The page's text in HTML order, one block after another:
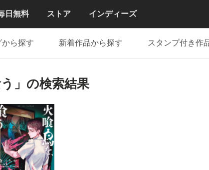
日無料 ストア インディーズ
ら探す 新着作品から探す スタンプ付き作
う」の検索結果